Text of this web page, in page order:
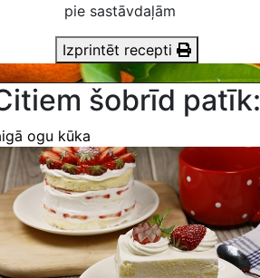
pie sastāvdaļām
Izprintēt recepti
šobrīd patīk:
ogu kūka